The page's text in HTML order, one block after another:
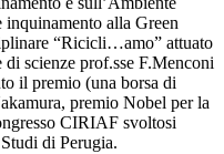
alla Green
“Ricicli…amo” attuato
scienze prof.sse F.Menconi
il premio (una borsa di
premio Nobel per la
CIRIAF svoltosi
di Perugia.